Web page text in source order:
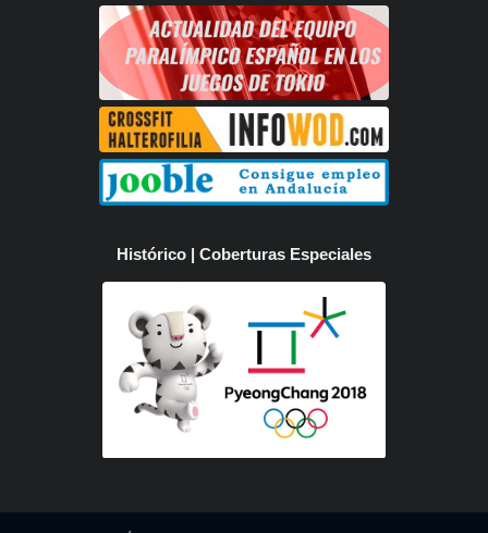
Histórico | Coberturas Especiales